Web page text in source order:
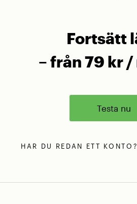
Fortsätt
– från 79 kr
Testa nu
HAR DU REDAN ETT KONTO?